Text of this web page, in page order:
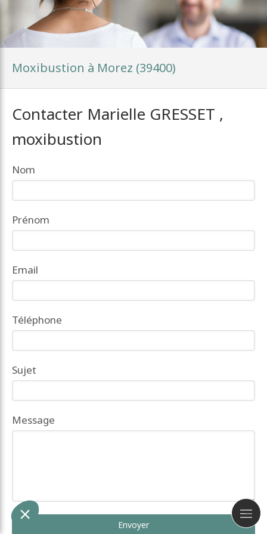
Moxibustion à Morez (39400)
Contacter Marielle GRESSET ,
moxibustion
Nom
Prénom
Email
Téléphone
Sujet
Message
Envoyer